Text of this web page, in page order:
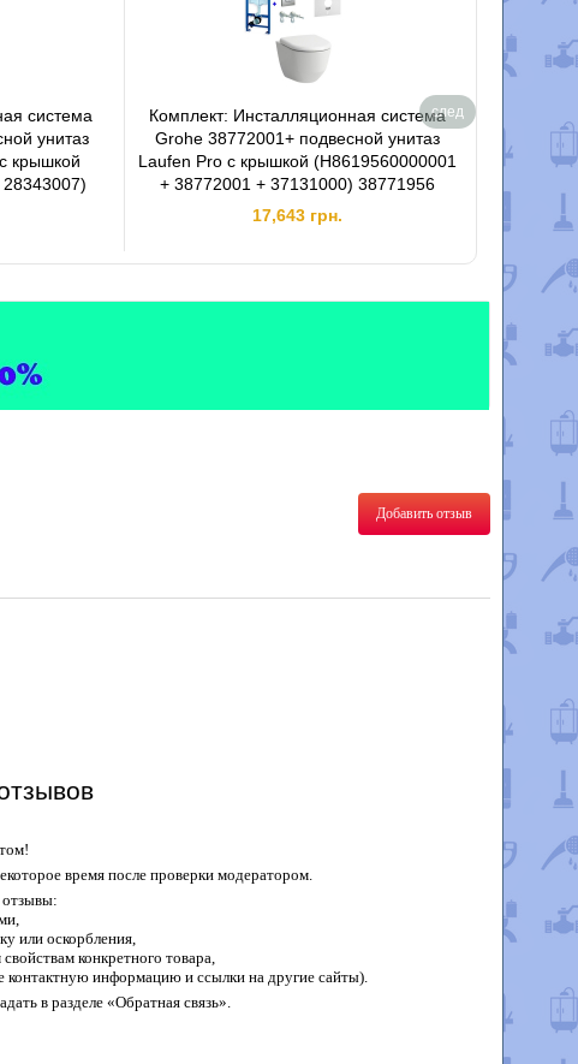
система
унитаз
крышкой
Комплект: Инсталляционная система
Grohe 38772001+ подвесной унитаз
Laufen Pro с крышкой (H8619560000001
+ 38772001 + 37131000) 38771956
17,643 грн.
Grohe
Laufen
след
Добавить отзыв
время после проверки модератором.
или оскорбления,
конкретного товара,
информацию и ссылки на другие сайты).
в разделе «Обратная связь».